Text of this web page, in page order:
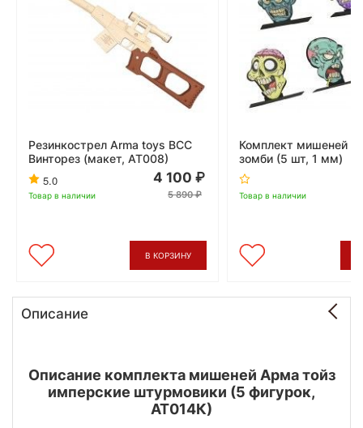
Резинкострел Arma toys ВСС
Винторез (макет, АТ008)
5.0
Товар в наличии
4 100
5 890
В КОРЗИНУ
Комплект мишеней
зомби (5 шт, 1 мм)
Товар в наличии
Описание
Описание комплекта мишеней Арма тойз
имперские штурмовики (5 фигурок,
АТ014К)